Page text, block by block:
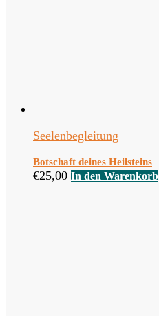
Seelenbegleitung
Botschaft deines Heilsteins
€25,00 In den Warenkorb